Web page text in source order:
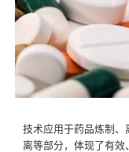
技术应用于药品炼制、
离等部分，体现了有效